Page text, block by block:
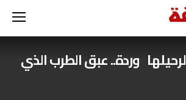
في الذكرى 14لرحيلها وردة.. عبق الطرب الذي